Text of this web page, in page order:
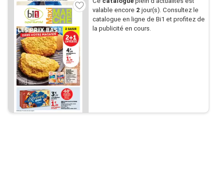
valable encore 2 jour(s). Consultez le
catalogue en ligne de Bi1 et profitez de
la publicité en cours.